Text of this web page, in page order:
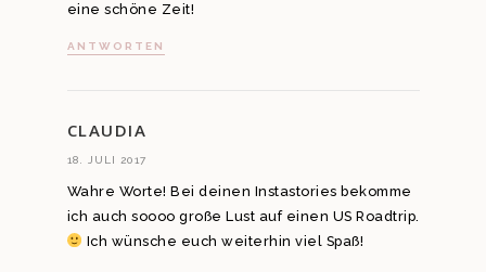
eine schöne Zeit!
ANTWORTEN
CLAUDIA
18. JULI 2017
Wahre Worte! Bei deinen Instastories bekomme
ich auch soooo große Lust auf einen US Roadtrip.
Ich wünsche euch weiterhin viel Spaß!